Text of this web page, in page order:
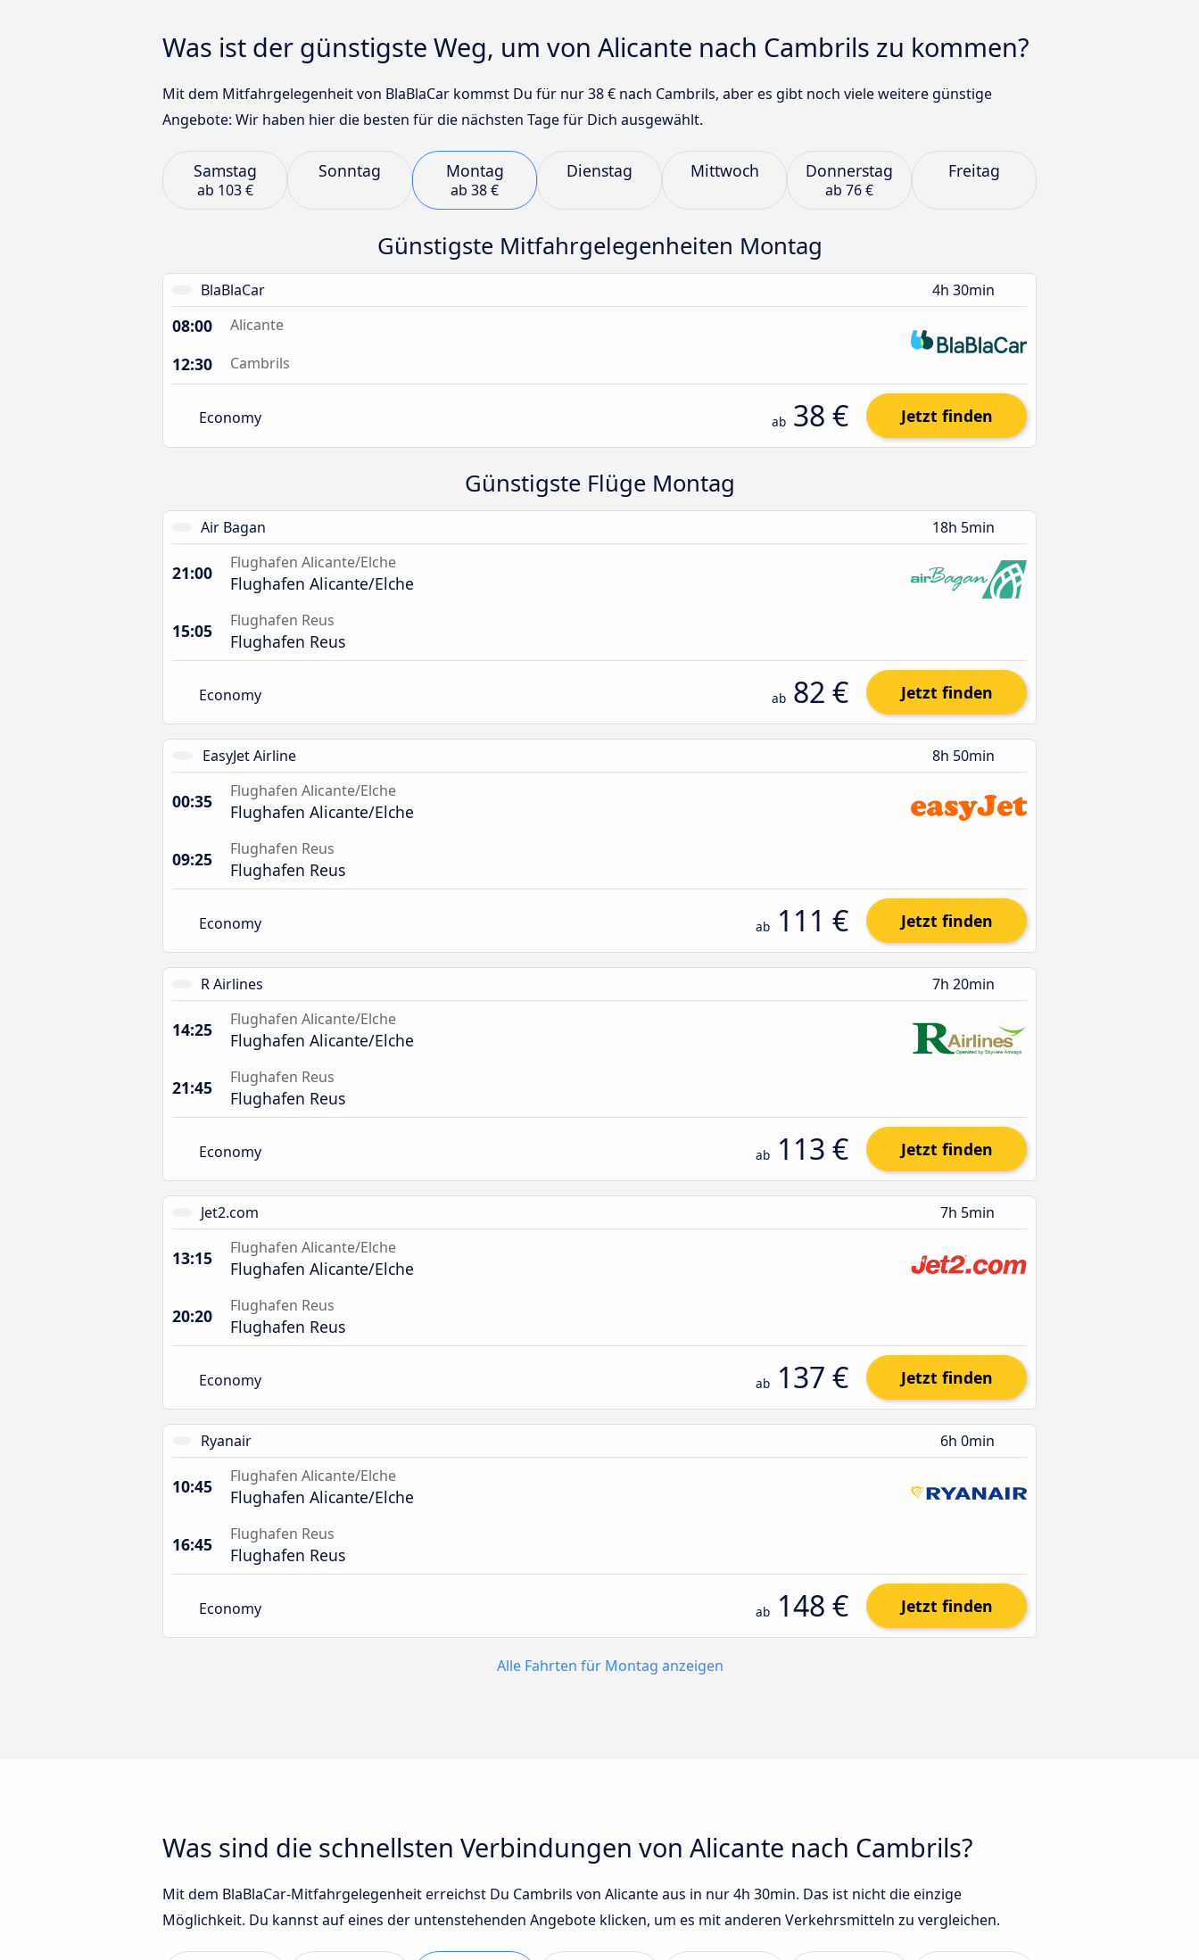
Was ist der günstigste Weg, um von Alicante nach Cambrils zu kommen?
Mit dem Mitfahrgelegenheit von BlaBlaCar kommst Du für nur 38 € nach Cambrils, aber es gibt noch viele weitere günstige
Angebote: Wir haben hier die besten für die nächsten Tage für Dich ausgewählt.
Samstag
ab 103 €
Sonntag Montag
ab 38 €
Dienstag Mittwoch Donnerstag
ab 76 €
Freitag
Günstigste Mitfahrgelegenheiten Montag
BlaBlaCar 4h 30min
08:00 Alicante
12:30 Cambrils
Economy ab 38 € Jetzt finden
Günstigste Flüge Montag
Air Bagan 18h 5min
21:00 Flughafen Alicante/Elche
Flughafen Alicante/Elche
15:05 Flughafen Reus
Flughafen Reus
Economy ab 82 € Jetzt finden
EasyJet Airline 8h 50min
00:35 Flughafen Alicante/Elche
Flughafen Alicante/Elche
09:25 Flughafen Reus
Flughafen Reus
Economy ab 111 € Jetzt finden
R Airlines 7h 20min
14:25 Flughafen Alicante/Elche
Flughafen Alicante/Elche
21:45 Flughafen Reus
Flughafen Reus
Economy ab 113 € Jetzt finden
Jet2.com 7h 5min
13:15 Flughafen Alicante/Elche
Flughafen Alicante/Elche
20:20 Flughafen Reus
Flughafen Reus
Economy ab 137 € Jetzt finden
Ryanair 6h 0min
10:45 Flughafen Alicante/Elche
Flughafen Alicante/Elche
16:45 Flughafen Reus
Flughafen Reus
Economy ab 148 € Jetzt finden
Alle Fahrten für Montag anzeigen
Was sind die schnellsten Verbindungen von Alicante nach Cambrils?
Mit dem BlaBlaCar-Mitfahrgelegenheit erreichst Du Cambrils von Alicante aus in nur 4h 30min. Das ist nicht die einzige
Möglichkeit. Du kannst auf eines der untenstehenden Angebote klicken, um es mit anderen Verkehrsmitteln zu vergleichen.